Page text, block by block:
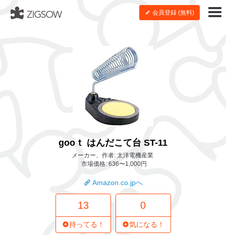
会員登録 (無料)
gooｔ はんだこて台 ST-11
メーカー、作者: 太洋電機産業
市場価格: 636〜1,000円
Amazon.co.jpへ
13
持ってる！
0
気になる！